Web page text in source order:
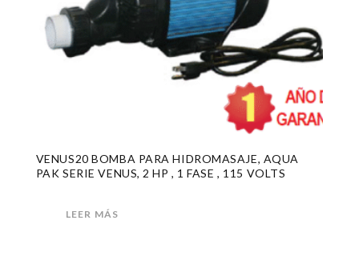
VENUS20 BOMBA PARA HIDROMASAJE, AQUA
PAK SERIE VENUS, 2 HP , 1 FASE , 115 VOLTS
LEER MÁS